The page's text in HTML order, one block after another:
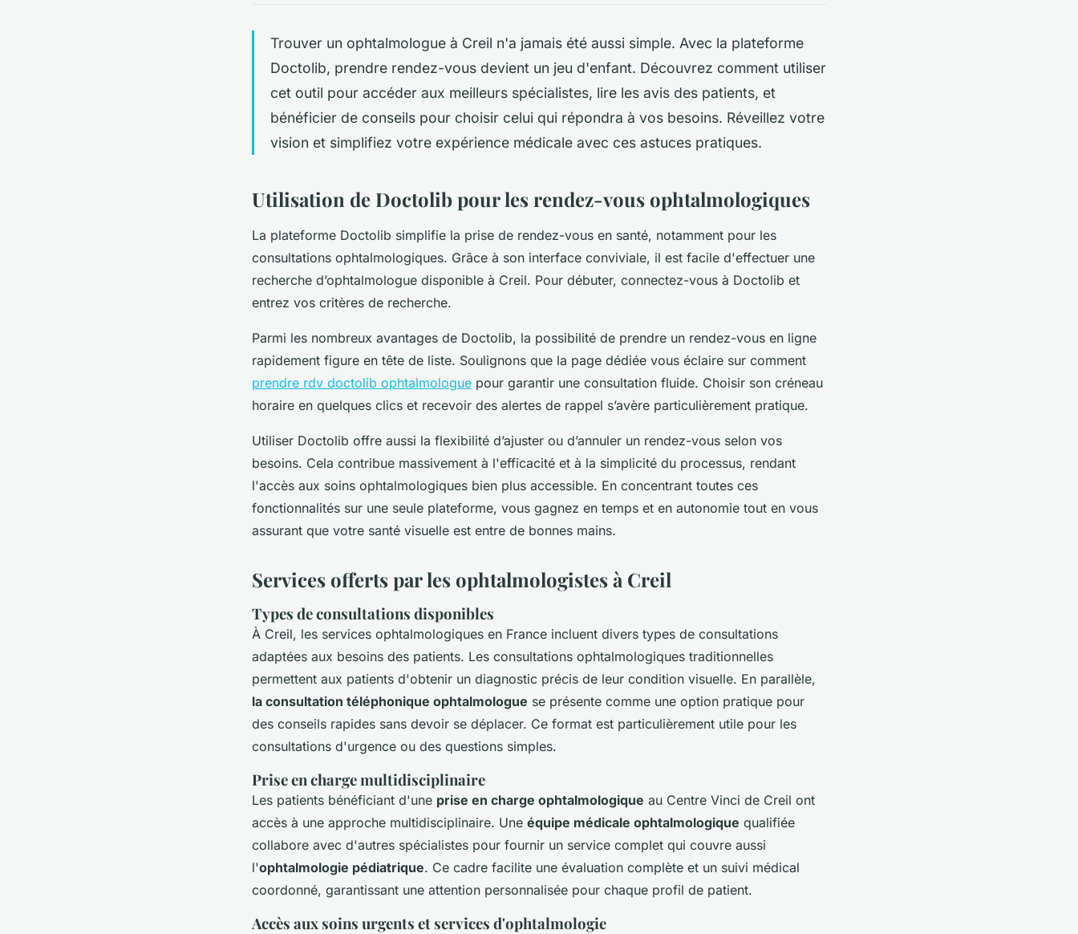
Trouver un ophtalmologue à Creil n'a jamais été aussi simple. Avec la plateforme
Doctolib, prendre rendez-vous devient un jeu d'enfant. Découvrez comment utiliser
cet outil pour accéder aux meilleurs spécialistes, lire les avis des patients, et
bénéficier de conseils pour choisir celui qui répondra à vos besoins. Réveillez votre
vision et simplifiez votre expérience médicale avec ces astuces pratiques.
Utilisation de Doctolib pour les rendez-vous ophtalmologiques
La plateforme Doctolib simplifie la prise de rendez-vous en santé, notamment pour les
consultations ophtalmologiques. Grâce à son interface conviviale, il est facile d'effectuer une
recherche d’ophtalmologue disponible à Creil. Pour débuter, connectez-vous à Doctolib et
entrez vos critères de recherche.
Parmi les nombreux avantages de Doctolib, la possibilité de prendre un rendez-vous en ligne
rapidement figure en tête de liste. Soulignons que la page dédiée vous éclaire sur comment
prendre rdv doctolib ophtalmologue pour garantir une consultation fluide. Choisir son créneau
horaire en quelques clics et recevoir des alertes de rappel s’avère particulièrement pratique.
Utiliser Doctolib offre aussi la flexibilité d’ajuster ou d’annuler un rendez-vous selon vos
besoins. Cela contribue massivement à l'efficacité et à la simplicité du processus, rendant
l'accès aux soins ophtalmologiques bien plus accessible. En concentrant toutes ces
fonctionnalités sur une seule plateforme, vous gagnez en temps et en autonomie tout en vous
assurant que votre santé visuelle est entre de bonnes mains.
Services offerts par les ophtalmologistes à Creil
Types de consultations disponibles
À Creil, les services ophtalmologiques en France incluent divers types de consultations
adaptées aux besoins des patients. Les consultations ophtalmologiques traditionnelles
permettent aux patients d'obtenir un diagnostic précis de leur condition visuelle. En parallèle,
la consultation téléphonique ophtalmologue se présente comme une option pratique pour
des conseils rapides sans devoir se déplacer. Ce format est particulièrement utile pour les
consultations d'urgence ou des questions simples.
Prise en charge multidisciplinaire
Les patients bénéficiant d'une prise en charge ophtalmologique au Centre Vinci de Creil ont
accès à une approche multidisciplinaire. Une équipe médicale ophtalmologique qualifiée
collabore avec d'autres spécialistes pour fournir un service complet qui couvre aussi
l'ophtalmologie pédiatrique. Ce cadre facilite une évaluation complète et un suivi médical
coordonné, garantissant une attention personnalisée pour chaque profil de patient.
Accès aux soins urgents et services d'ophtalmologie